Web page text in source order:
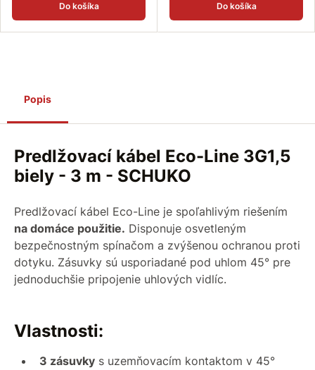
Do košíka Do košíka
Popis
Predlžovací kábel Eco-Line 3G1,5
biely - 3 m - SCHUKO
Predlžovací kábel Eco-Line je spoľahlivým riešením
na domáce použitie. Disponuje osvetleným
bezpečnostným spínačom a zvýšenou ochranou proti
dotyku. Zásuvky sú usporiadané pod uhlom 45° pre
jednoduchšie pripojenie uhlových vidlíc.
Vlastnosti:
3 zásuvky s uzemňovacím kontaktom v 45°